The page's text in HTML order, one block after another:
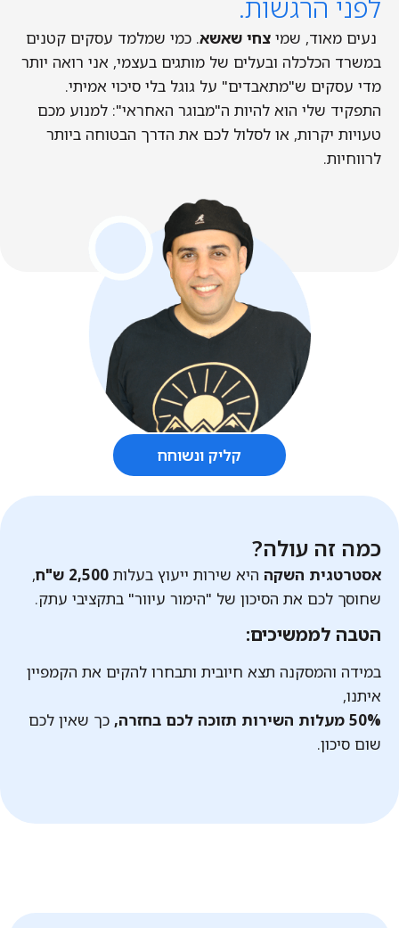
לפני הרגשות.
נעים מאוד, שמי צחי שאשא. כמי שמלמד עסקים קטנים
במשרד הכלכלה ובעלים של מותגים בעצמי, אני רואה יותר
מדי עסקים ש"מתאבדים" על גוגל בלי סיכוי אמיתי.
התפקיד שלי הוא להיות ה"מבוגר האחראי": למנוע מכם
טעויות יקרות, או לסלול לכם את הדרך הבטוחה ביותר
לרווחיות.
קליק ונשוחח
כמה זה עולה?
אסטרטגית השקה היא שירות ייעוץ בעלות
,
שחוסך לכם את הסיכון של "הימור עיוור" בתקציבי עתק.
הטבה לממשיכים:
במידה והמסקנה תצא חיובית ותבחרו להקים את הקמפיין
איתנו,
50% מעלות השירות תזוכה לכם בחזרה,
כך שאין לכם
שום סיכון.